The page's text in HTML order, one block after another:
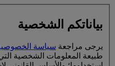
بياناتكم الشخصية
يرجى مراجعة سياسة
طبيعة المعلومات الشخصية